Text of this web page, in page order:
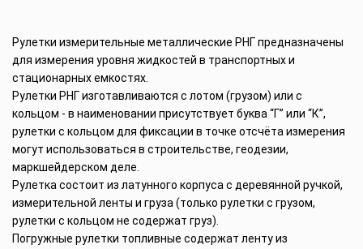
Рулетки измерительные металлические РНГ предназначены
для измерения уровня жидкостей в транспортных и
стационарных емкостях.
Рулетки РНГ изготавливаются с лотом (грузом) или с
кольцом - в наименовании присутствует буква “Г” или “К”,
рулетки с кольцом для фиксации в точке отсчёта измерения
могут использоваться в строительстве, геодезии,
маркшейдерском деле.
Рулетка состоит из латунного корпуса с деревянной ручкой,
измерительной ленты и груза (только рулетки с грузом,
рулетки с кольцом не содержат груз).
Погружные рулетки топливные содержат ленту из